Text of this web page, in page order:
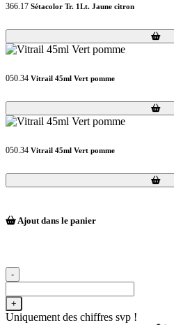
366.17 Sétacolor Tr. 1Lt. Jaune citron
Loading...
Loading...
050.34 Vitrail 45ml Vert pomme
Loading...
Loading...
050.34 Vitrail 45ml Vert pomme
Loading...
Loading...
Ajout dans le panier
-
+
Uniquement des chiffres svp !